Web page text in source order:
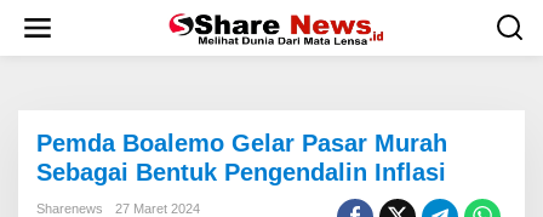
w
Pemda Boalemo Gelar Pasar Murah
Sebagai Bentuk Pengendalin Inflasi
Sharenews
27 Maret 2024